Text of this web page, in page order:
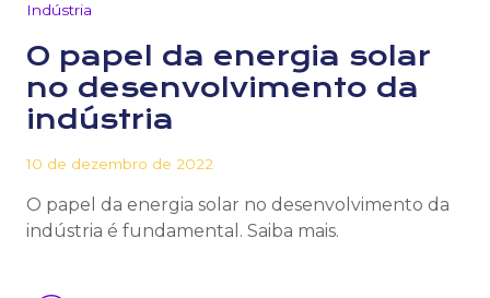
Indústria
O papel da energia solar
no desenvolvimento da
indústria
10 de dezembro de 2022
O papel da energia solar no desenvolvimento da
indústria é fundamental. Saiba mais.